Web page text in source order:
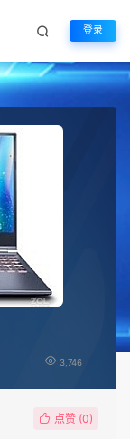
登录
3,746
点赞 (0)